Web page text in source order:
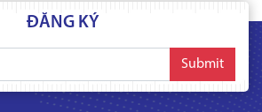
ĐĂNG KÝ
Submit